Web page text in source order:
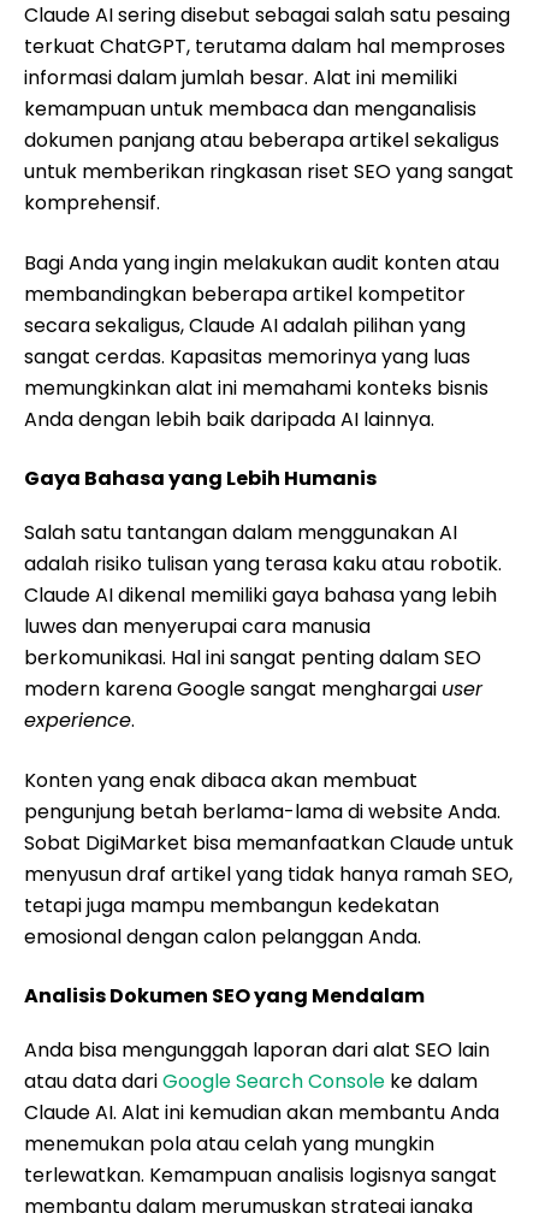
Claude AI sering disebut sebagai salah satu pesaing
terkuat ChatGPT, terutama dalam hal memproses
informasi dalam jumlah besar. Alat ini memiliki
kemampuan untuk membaca dan menganalisis
dokumen panjang atau beberapa artikel sekaligus
untuk memberikan ringkasan riset SEO yang sangat
komprehensif.
Bagi Anda yang ingin melakukan audit konten atau
membandingkan beberapa artikel kompetitor
secara sekaligus, Claude AI adalah pilihan yang
sangat cerdas. Kapasitas memorinya yang luas
memungkinkan alat ini memahami konteks bisnis
Anda dengan lebih baik daripada AI lainnya.
Gaya Bahasa yang Lebih Humanis
Salah satu tantangan dalam menggunakan AI
adalah risiko tulisan yang terasa kaku atau robotik.
Claude AI dikenal memiliki gaya bahasa yang lebih
luwes dan menyerupai cara manusia
berkomunikasi. Hal ini sangat penting dalam SEO
modern karena Google sangat menghargai user
experience.
Konten yang enak dibaca akan membuat
pengunjung betah berlama-lama di website Anda.
Sobat DigiMarket bisa memanfaatkan Claude untuk
menyusun draf artikel yang tidak hanya ramah SEO,
tetapi juga mampu membangun kedekatan
emosional dengan calon pelanggan Anda.
Analisis Dokumen SEO yang Mendalam
Anda bisa mengunggah laporan dari alat SEO lain
atau data dariGoogle Search Console ke dalam
Claude AI. Alat ini kemudian akan membantu Anda
menemukan pola atau celah yang mungkin
terlewatkan. Kemampuan analisis logisnya sangat
membantu dalam merumuskan strategi jangka